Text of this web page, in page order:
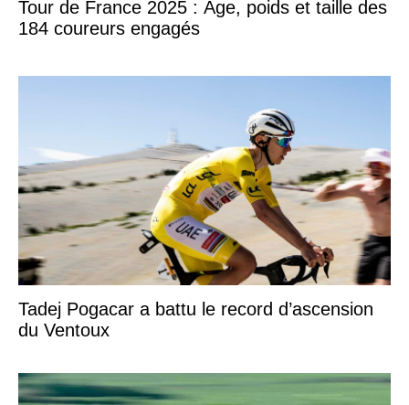
Tour de France 2025 : Âge, poids et taille des
184 coureurs engagés
Tadej Pogacar a battu le record d’ascension
du Ventoux